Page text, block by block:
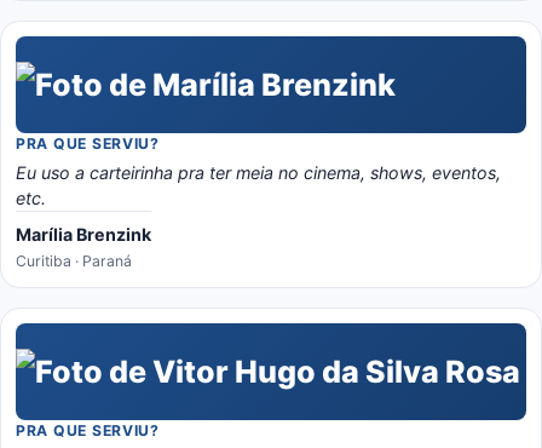
PRA QUE SERVIU?
Eu uso a carteirinha pra ter meia no cinema, shows, eventos,
etc.
Marília Brenzink
Curitiba · Paraná
PRA QUE SERVIU?